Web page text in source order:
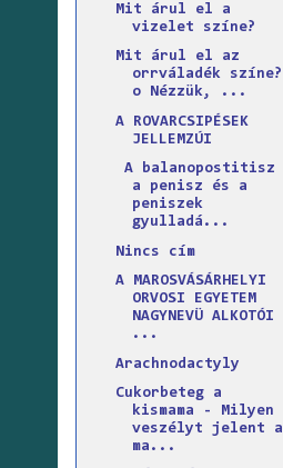
Mit árul el a
vizelet színe?
Mit árul el az
orrváladék színe?
o Nézzük, ...
A ROVARCSIPÉSEK
JELLEMZÚI
A balanopostitisz
a penisz és a
peniszek
gyulladá...
Nincs cím
A MAROSVÁSÁRHELYI
ORVOSI EGYETEM
NAGYNEVÜ ALKOTÓI
...
Arachnodactyly
Cukorbeteg a
kismama - Milyen
veszélyt jelent a
ma...